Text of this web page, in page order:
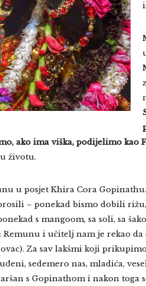
ako ima viška, podijelimo kao
životu.
u posjet Khira Cora
– ponekad bismo dobili
s mangoom, sa soli, sa
Remunu i učitelj nam je rekao
Za sav lakšmi koji
sedemero nas, mladića,
s Gopinathom i nakon